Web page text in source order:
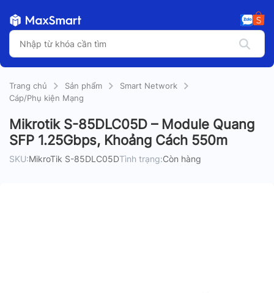
Trang chủ Sản phẩm
Smart Network
Cáp/Phụ kiện Mạng
Mikrotik S-85DLC05D – Module Quang
SFP 1.25Gbps, Khoảng Cách 550m
SKU:MikroTik S-85DLC05DTình trạng:Còn hàng